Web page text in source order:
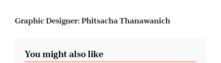
Graphic Designer: Phitsacha Thanawanich
You might also like